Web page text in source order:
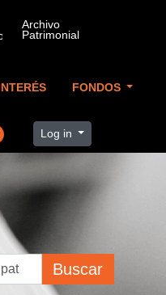
FONDOS
Log in
Buscar